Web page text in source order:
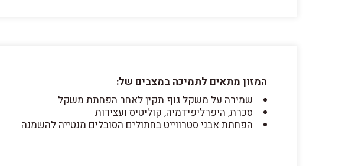
המזון מתאים לתמיכה במצבים של:
שמירה על משקל גוף תקין לאחר הפחתת משקל
סכרת, היפרליפידמיה, קוליטיס ועצירות
הפחתת אבני סטרווייט בחתולים הסובלים מנטייה להשמנה